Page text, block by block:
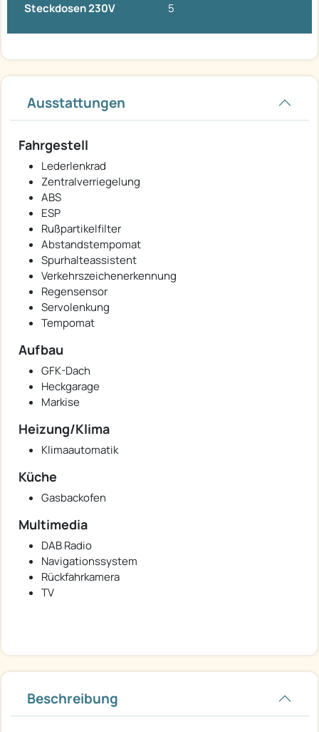
Steckdosen 230V 5
Ausstattungen
Fahrgestell
Lederlenkrad
Zentralverriegelung
ABS
ESP
Rußpartikelfilter
Abstandstempomat
Spurhalteassistent
Verkehrszeichenerkennung
Regensensor
Servolenkung
Tempomat
Aufbau
GFK-Dach
Heckgarage
Markise
Heizung/Klima
Klimaautomatik
Küche
Gasbackofen
Multimedia
DAB Radio
Navigationssystem
Rückfahrkamera
TV
Beschreibung